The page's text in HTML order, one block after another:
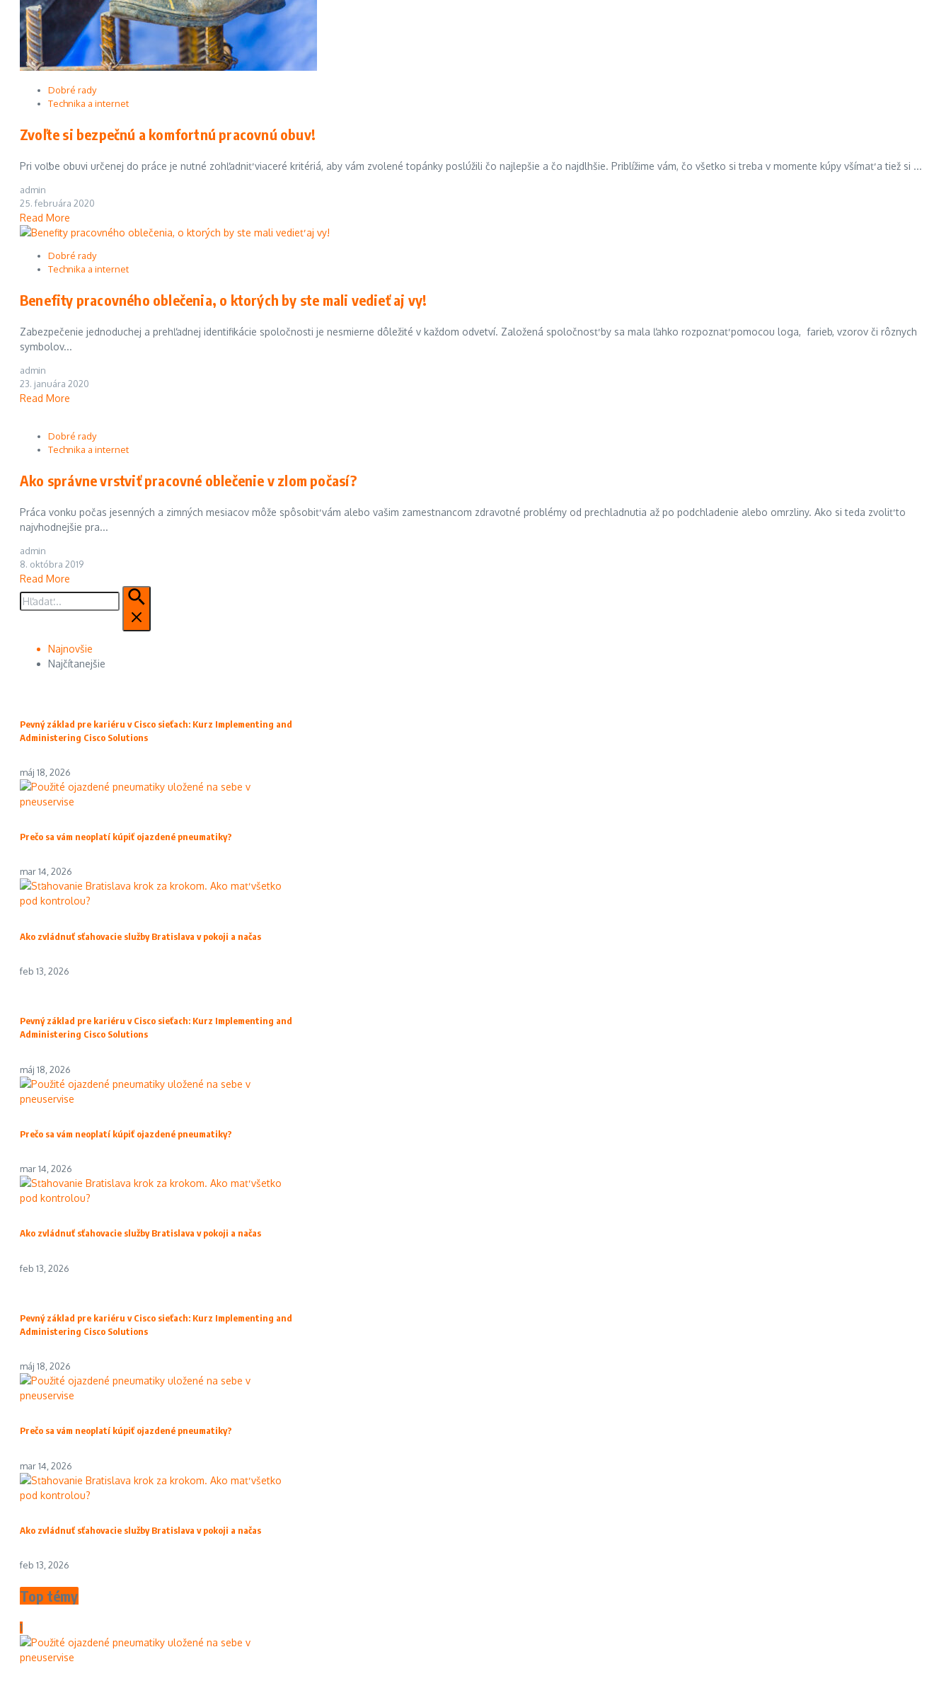
Dobré rady
Technika a internet
Zvoľte si bezpečnú a komfortnú pracovnú obuv!
Pri voľbe obuvi určenej do práce je nutné zohľadniť viaceré kritériá, aby vám zvolené topánky poslúžili čo najlepšie a čo najdlhšie. Priblížime vám, čo všetko si treba v momente kúpy všímať a tiež si ...
admin
25. februára 2020
Read More
Dobré rady
Technika a internet
Benefity pracovného oblečenia, o ktorých by ste mali vedieť aj vy!
Zabezpečenie jednoduchej a prehľadnej identifikácie spoločnosti je nesmierne dôležité v každom odvetví. Založená spoločnosť by sa mala ľahko rozpoznať pomocou loga, farieb, vzorov či rôznych
symbolov...
admin
23. januára 2020
Read More
Dobré rady
Technika a internet
Ako správne vrstviť pracovné oblečenie v zlom počasí?
Práca vonku počas jesenných a zimných mesiacov môže spôsobiť vám alebo vašim zamestnancom zdravotné problémy od prechladnutia až po podchladenie alebo omrzliny. Ako si teda zvoliť to
najvhodnejšie pra...
admin
8. októbra 2019
Read More
Hľadať:
Najnovšie
Najčítanejšie
Pevný základ pre kariéru v Cisco sieťach: Kurz Implementing and
Administering Cisco Solutions
máj 18, 2026
Prečo sa vám neoplatí kúpiť ojazdené pneumatiky?
mar 14, 2026
Ako zvládnuť sťahovacie služby Bratislava v pokoji a načas
feb 13, 2026
Pevný základ pre kariéru v Cisco sieťach: Kurz Implementing and
Administering Cisco Solutions
máj 18, 2026
Prečo sa vám neoplatí kúpiť ojazdené pneumatiky?
mar 14, 2026
Ako zvládnuť sťahovacie služby Bratislava v pokoji a načas
feb 13, 2026
Pevný základ pre kariéru v Cisco sieťach: Kurz Implementing and
Administering Cisco Solutions
máj 18, 2026
Prečo sa vám neoplatí kúpiť ojazdené pneumatiky?
mar 14, 2026
Ako zvládnuť sťahovacie služby Bratislava v pokoji a načas
feb 13, 2026
Top témy
1